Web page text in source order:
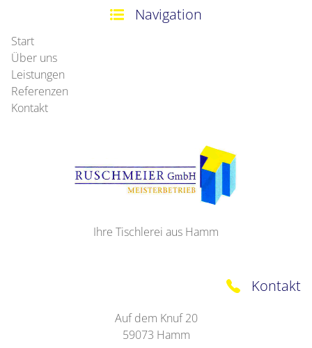
Navigation
Start
Über uns
Leistungen
Referenzen
Kontakt
Ihre Tischlerei aus Hamm
Kontakt
Auf dem Knuf 20
59073 Hamm